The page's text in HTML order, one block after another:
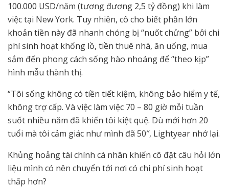
100.000 USD/năm (tương đương 2,5 tỷ đồng) khi làm
việc tại New York. Tuy nhiên, cô cho biết phần lớn
khoản tiền này đã nhanh chóng bị “nuốt chửng” bởi chi
phí sinh hoạt khổng lồ, tiền thuê nhà, ăn uống, mua
sắm đến phong cách sống hào nhoáng để “theo kịp”
hình mẫu thành thị.
“Tôi sống không có tiền tiết kiệm, không bảo hiểm y tế,
không trợ cấp. Và việc làm việc 70 – 80 giờ mỗi tuần
suốt nhiều năm đã khiến tôi kiệt quệ. Dù mới hơn 20
tuổi mà tôi cảm giác như mình đã 50″, Lightyear nhớ lại.
Khủng hoảng tài chính cá nhân khiến cô đặt câu hỏi lớn
liệu mình có nên chuyển tới nơi có chi phí sinh hoạt
thấp hơn?